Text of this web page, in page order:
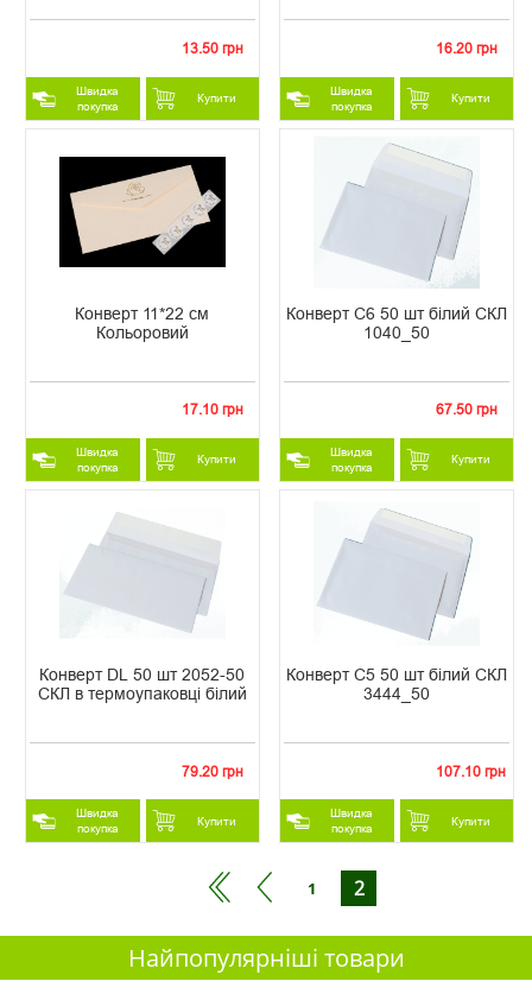
13.50 грн
Швидка
покупка
Купити
16.20 грн
Швидка
покупка
Купити
Конверт 11*22 см
Кольоровий
17.10 грн
Швидка
покупка
Купити
Конверт С6 50 шт білий СКЛ
1040_50
67.50 грн
Швидка
покупка
Купити
Конверт DL 50 шт 2052-50
СКЛ в термоупаковці білий
79.20 грн
Швидка
покупка
Купити
Конверт С5 50 шт білий СКЛ
3444_50
107.10 грн
Швидка
покупка
Купити
1 2
Найпопулярніші товари